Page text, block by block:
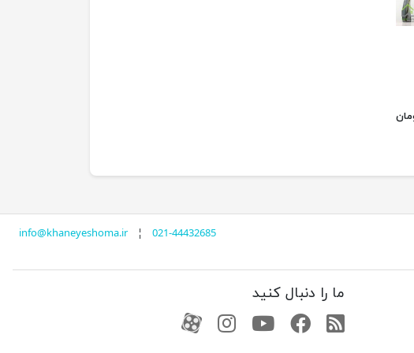
info@khaneyeshoma.ir¦ 021-44432685
ما را دنبال کنید
RSS فیسبوکیوتیوبکانال آپارات
کانال آپارات